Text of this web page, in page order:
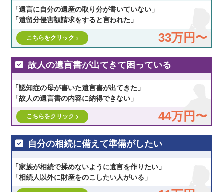
「遺言に自分の遺産の取り分が書いていない」
「遺留分侵害額請求をすると言われた」
33万円〜
こちらをクリック
故人の遺言書が出てきて困っている
「認知症の母が書いた遺言書が出てきた」
「故人の遺言書の内容に納得できない」
44万円〜
こちらをクリック
自分の相続に備えて準備がしたい
「家族が相続で揉めないように遺言を作りたい」
「相続人以外に財産をのこしたい人がいる」